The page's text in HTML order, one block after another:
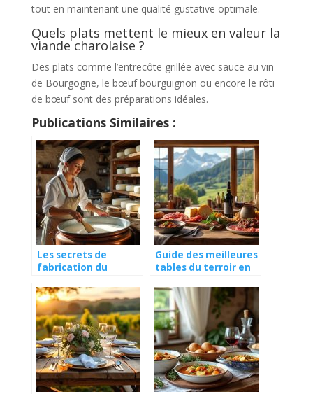
tout en maintenant une qualité gustative optimale.
Quels plats mettent le mieux en valeur la
viande charolaise ?
Des plats comme l’entrecôte grillée avec sauce au vin
de Bourgogne, le bœuf bourguignon ou encore le rôti
de bœuf sont des préparations idéales.
Publications Similaires :
Les secrets de
fabrication du
en Brionnais
Guide des meilleures
tables du terroir en
Alpes